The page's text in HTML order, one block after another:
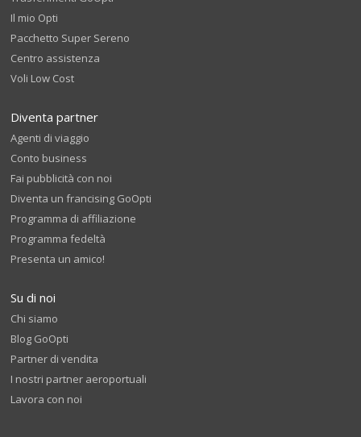
Il mio Opti
Pacchetto Super Sereno
Centro assistenza
Voli Low Cost
Diventa partner
Agenti di viaggio
Conto business
Fai pubblicità con noi
Diventa un francising GoOpti
Programma di affiliazione
Programma fedeltà
Presenta un amico!
Su di noi
Chi siamo
Blog GoOpti
Partner di vendita
I nostri partner aeroportuali
Lavora con noi